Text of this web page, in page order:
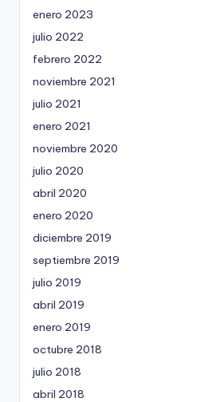
enero 2023
julio 2022
febrero 2022
noviembre 2021
julio 2021
enero 2021
noviembre 2020
julio 2020
abril 2020
enero 2020
diciembre 2019
septiembre 2019
julio 2019
abril 2019
enero 2019
octubre 2018
julio 2018
abril 2018